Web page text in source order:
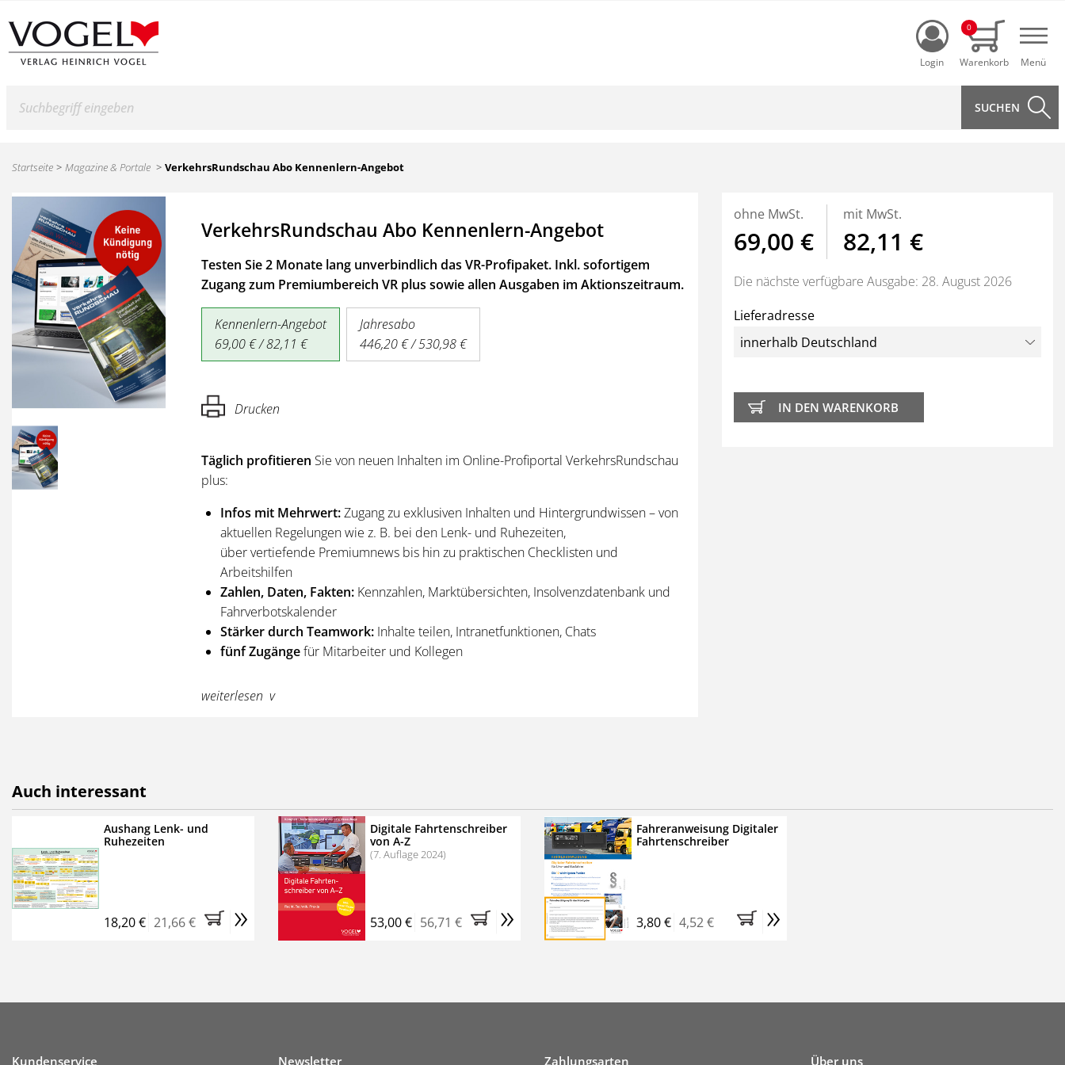
Login
0
Startseite Magazine & Portale VerkehrsRundschau Abo Kennenlern-Angebot
VerkehrsRundschau Abo Kennenlern-Angebot
Testen Sie 2 Monate lang unverbindlich das VR-Profipaket. Inkl. sofortigem
Zugang zum Premiumbereich VR plus sowieallen Ausgaben im Aktionszeitraum.
Kennenlern-Angebot
69,00 € / 82,11 €
Jahresabo
446,20 € / 530,98 €
Drucken
Täglich profitieren Sie von neuen Inhalten im Online-Profiportal VerkehrsRundschau
plus:
Infos mit Mehrwert:Zugang zu exklusiven Inhalten und Hintergrundwissen – von
aktuellen Regelungen wie z. B. bei den Lenk- und Ruhezeiten,
über vertiefende Premiumnews bis hin zu praktischen Checklisten und
Arbeitshilfen
Zahlen, Daten, Fakten: Kennzahlen, Marktübersichten, Insolvenzdatenbank und
Fahrverbotskalender
Stärker durch Teamwork: Inhalte teilen, Intranetfunktionen, Chats
fünf Zugängefür Mitarbeiter und Kollegen
Sie erhaltenalle Ausgaben
Kostenfreie Online-Seminare
Bestellen Sie jetzt das VerkehrsRundschau Profipaket im Kennenlern-Abo für zwei
Monate (inkl. der derzeitig gesetzlichen MwSt. und Versandkosten).Nach 2 Monaten
brauchen Sie nichts weiter tun, das Abonnement endet automatisch, es
entstehen keine weiteren Verpflichtungen.
weiterlesen
ohne MwSt.
69,00 €
mit MwSt.
82,11 €
Die nächste verfügbare Ausgabe: 28. August 2026
Lieferadresse
Auch interessant
Aushang Lenk- und
Ruhezeiten
18,20 € 21,66 € »
Digitale Fahrtenschreiber
von A-Z
(7. Auflage 2024)
53,00 € 56,71 € »
Fahreranweisung Digitaler
Fahrtenschreiber
3,80 € 4,52 € »
Kundenservice Newsletter Zahlungsarten Über uns